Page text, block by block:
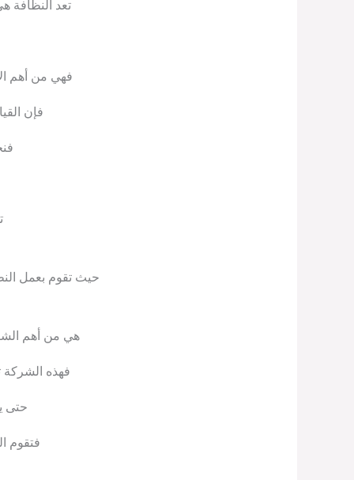
تعد النظافة
فهي من أهم
فإن
حيث تقوم بعمل
هي من أهم
فهذه الشركة
حتى
فتقوم